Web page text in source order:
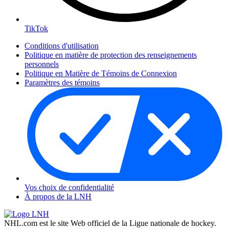
TikTok
Conditions d'utilisation
Politique en matière de protection des renseignements
personnels
Politique en Matière de Témoins de Connexion
Paramètres des témoins
Vos choix de confidentialité
À propos de la LNH
NHL.com est le site Web officiel de la Ligue nationale de hockey.